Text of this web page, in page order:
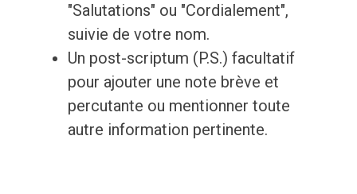
"Salutations" ou "Cordialement",
suivie de votre nom.
Un post-scriptum (P.S.) facultatif
pour ajouter une note brève et
percutante ou mentionner toute
autre information pertinente.